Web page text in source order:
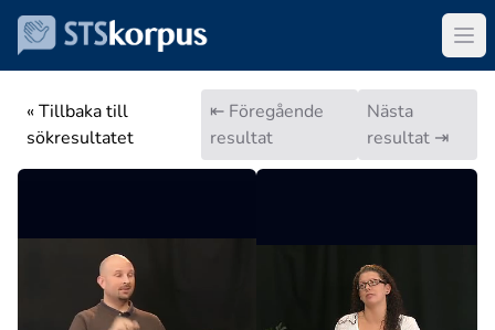
« Tillbaka till
sökresultatet
⇤ Föregående
resultat
Nästa
resultat ⇥